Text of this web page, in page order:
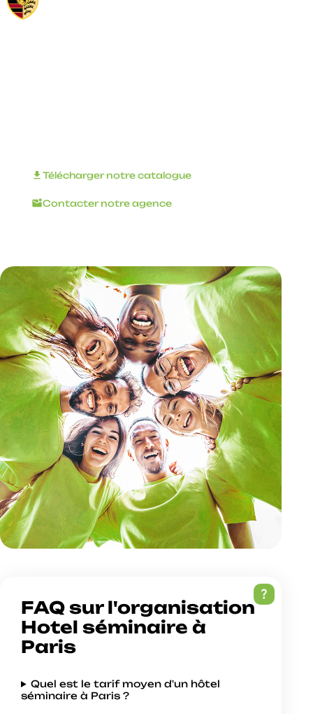
downloadTélécharger notre catalogue
mark_email_unreadContacter notre agence
FAQ sur l'organisation
Hotel séminaire à
Paris
Quel est le tarif moyen d'un hôtel
séminaire à Paris ?
question_mark